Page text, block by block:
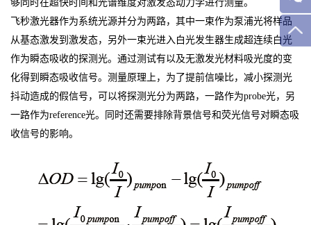
够同时在超快时间和光谱维度对激发态动力学进行测量。
飞秒激光器作为系统光源并分为两路，其中一束作为泵浦光将样品
从基态激发到激发态，另外一束光进入白光发生器生成超连续白光
作为瞬态吸收的探测光。通过测试有以及无激发光材料吸光度的变
化得到瞬态吸收信号。测量原理上，为了提前信噪比，减小探测光
抖动造成的假信号，可以将探测光分为两路，一路作为probe光，另
一路作为reference光。同时还需要排除背景信号和荧光信号对瞬态吸
收信号的影响。